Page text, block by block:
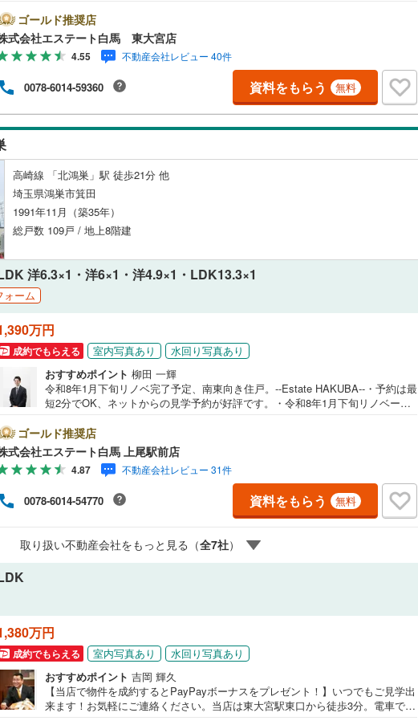
ート見学・リモート相談サービス～・小さいお子様や家事で外出できない、天
気が悪く外出したくない時・LINEやZOOMなど無料のアプリですぐにご利用い
ただけます・リモート見学はスタッフがご興味ある物件の現地から映像をお届
けします・写真では伝わりにくい「空気感」や違うアングルからみたかったリ
ビングの「見え方」などもしっかり確認できます・リモート相談は第三者によ
る住宅ローンや家計相談を専門のファイナンシャルプランナーと1対1で・バー
チャル背景でプライバシーも安心・忙しいパートナーに変わって予め確認も・
別々の場所から家族みんなで参加もできます・お気軽にご相談下さい～営業時
間～9:30～18:30こちらのお時間でしたらお電話でのお問合せがスムーズですお
ゴールド推奨店
式会社エステート白馬 東大宮店
4.55 不動産会社レビュー 40件
0078-6014-59360 資料をもらう 無料
高崎線 「北鴻巣」駅 徒歩21分 他
埼玉県鴻巣市箕田
1991年11月（築35年）
総戸数 109戸 / 地上8階建
洋6.3×1・洋6×1・洋4.9×1・LDK13.3×1
ォーム
万円
成約でもらえる 室内写真あり
水回り写真あり
おすすめポイント 柳田 一輝
令和8年1月下旬リノベ完了予定、南東向き住戸。--Estate HAKUBA--・予約は最
短2分でOK、ネットからの見学予約が好評です。・令和8年1月下旬リノベーシ
る3LDK・全109戸の大規模マンション【リノベーション内容（令和8年1月下旬
完了）】システムキッチン、ユニットバス、洗面化粧台、トイレ新規交換配管
更新、全室クロス張替、床材新規貼替、ハウスクリーニングPublic Relations ---
-◇弊社は中古設備にも修理サービスを無料付保◇無料駐車場完備のお店です◇
店内に大型キッズスペースあり◇提携FPへの無料個別相談サービスが好評です
◎令和8年1月下旬リノベーション完了。70.94平米の南東向き3LDK、全109戸の
ビッグコミュニティで新生活を始めたい方におすすめです。
ゴールド推奨店
式会社エステート白馬 上尾駅前店
4.87 不動産会社レビュー 31件
0078-6014-54770 資料をもらう 無料
取り扱い不動産会社をもっと見る（全7社）
万円
成約でもらえる 室内写真あり
水回り写真あり
おすすめポイント 吉岡 輝久
【当店で物件を成約するとPayPayボーナスをプレゼント！】いつでもご見学出
来ます！お気軽にご連絡ください。当店は東大宮駅東口から徒歩3分。電車でも
バルコニー、庭
ルーフバルコニー（5）
収納
販売、価格、契約、入居関連など
即入居可能（72）
オンライン対応
オンライン内見(相談)可
（121
オンライン対応とは？